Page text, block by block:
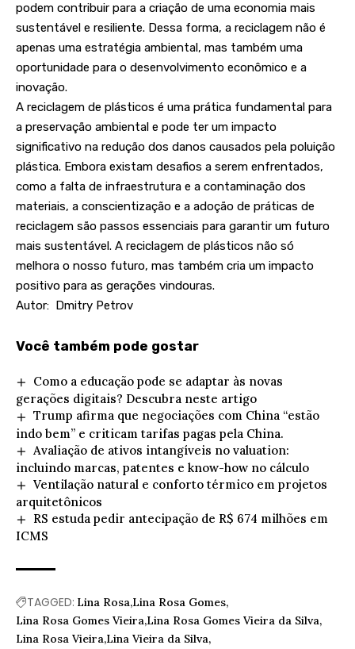
podem contribuir para a criação de uma economia mais
sustentável e resiliente. Dessa forma, a reciclagem não é
apenas uma estratégia ambiental, mas também uma
oportunidade para o desenvolvimento econômico e a
inovação.
A reciclagem de plásticos é uma prática fundamental para
a preservação ambiental e pode ter um impacto
significativo na redução dos danos causados pela poluição
plástica. Embora existam desafios a serem enfrentados,
como a falta de infraestrutura e a contaminação dos
materiais, a conscientização e a adoção de práticas de
reciclagem são passos essenciais para garantir um futuro
mais sustentável. A reciclagem de plásticos não só
melhora o nosso futuro, mas também cria um impacto
positivo para as gerações vindouras.
Autor: Dmitry Petrov
Você também pode gostar
Como a educação pode se adaptar às novas
gerações digitais? Descubra neste artigo
Trump afirma que negociações com China “estão
indo bem” e criticam tarifas pagas pela China.
Avaliação de ativos intangíveis no valuation:
incluindo marcas, patentes e know-how no cálculo
Ventilação natural e conforto térmico em projetos
arquitetônicos
RS estuda pedir antecipação de R$ 674 milhões em
ICMS
TAGGED: Lina Rosa Lina Rosa Gomes
Lina Rosa Gomes Vieira Lina Rosa Gomes Vieira da Silva
Lina Rosa Vieira Lina Vieira da Silva